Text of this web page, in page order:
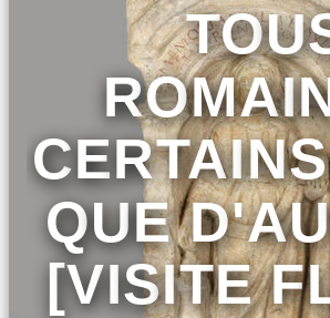
QUE
[VISITE